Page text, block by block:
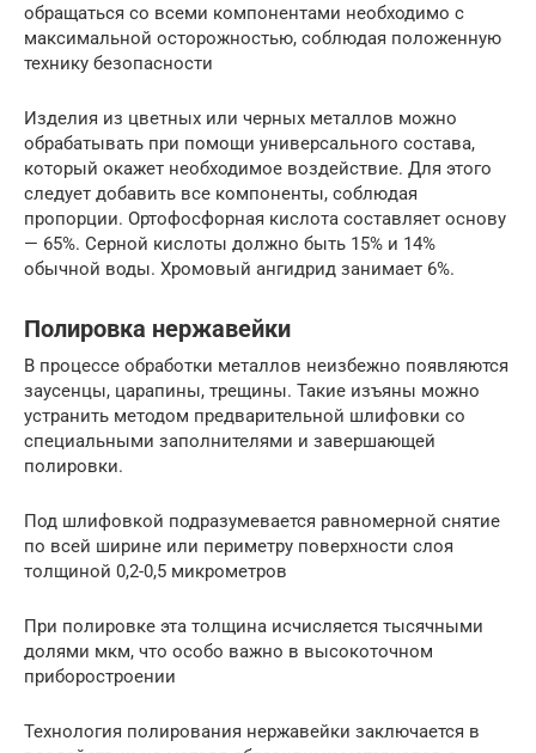
обращаться со всеми компонентами необходимо с
максимальной осторожностью, соблюдая положенную
технику безопасности
Изделия из цветных или черных металлов можно
обрабатывать при помощи универсального состава,
который окажет необходимое воздействие. Для этого
следует добавить все компоненты, соблюдая
пропорции. Ортофосфорная кислота составляет основу
— 65%. Серной кислоты должно быть 15% и 14%
обычной воды. Хромовый ангидрид занимает 6%.
Полировка нержавейки
В процессе обработки металлов неизбежно появляются
заусенцы, царапины, трещины. Такие изъяны можно
устранить методом предварительной шлифовки со
специальными заполнителями и завершающей
полировки.
Под шлифовкой подразумевается равномерной снятие
по всей ширине или периметру поверхности слоя
толщиной 0,2-0,5 микрометров
При полировке эта толщина исчисляется тысячными
долями мкм, что особо важно в высокоточном
приборостроении
Технология полирования нержавейки заключается в